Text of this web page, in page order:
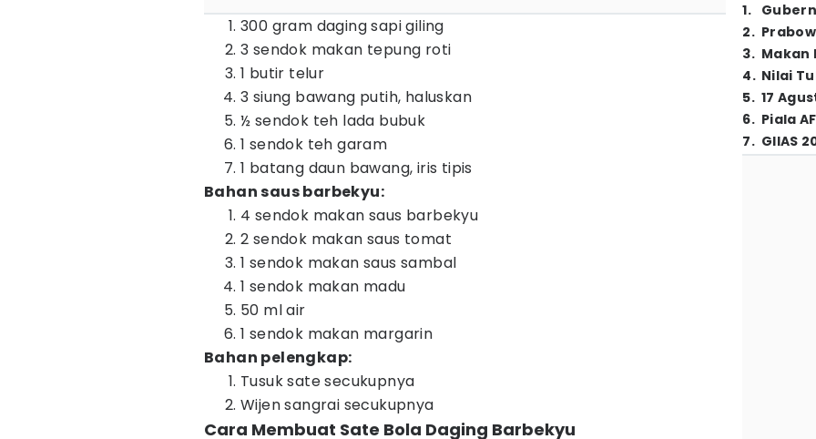
300 gram daging sapi giling
3 sendok makan tepung roti
1 butir telur
3 siung bawang putih, haluskan
½ sendok teh lada bubuk
1 sendok teh garam
1 batang daun bawang, iris tipis
Bahan saus barbekyu:
4 sendok makan saus barbekyu
2 sendok makan saus tomat
1 sendok makan saus sambal
1 sendok makan madu
50 ml air
1 sendok makan margarin
Bahan pelengkap:
Tusuk sate secukupnya
Wijen sangrai secukupnya
Cara Membuat Sate Bola Daging Barbekyu
1.
2.
3. Makan
4. Nilai
5. 17
6. Piala
7. GIIAS